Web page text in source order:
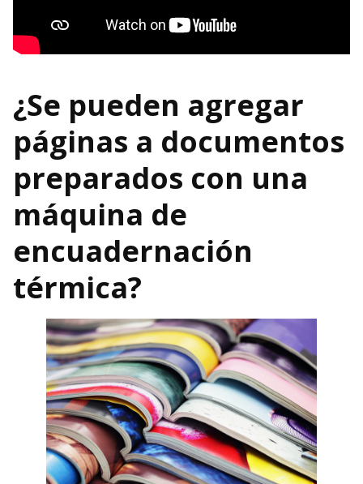
¿Se pueden agregar
páginas a documentos
preparados con una
máquina de
encuadernación
térmica?